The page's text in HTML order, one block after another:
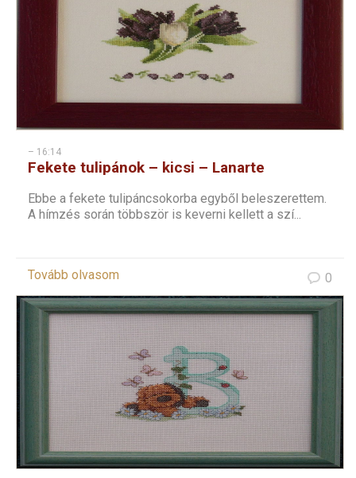
– 16:14
Fekete tulipánok – kicsi – Lanarte
Ebbe a fekete tulipáncsokorba egyből beleszerettem.
A hímzés során többször is keverni kellett a szí...
Tovább olvasom 0